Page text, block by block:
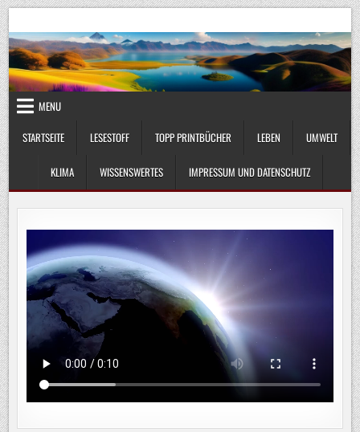
Skip
to
content
UmweltKlima.com
MENU
STARTSEITE
LESESTOFF TOPP PRINTBÜCHER LEBEN UMWELT
KLIMA WISSENSWERTES IMPRESSUM UND DATENSCHUTZ